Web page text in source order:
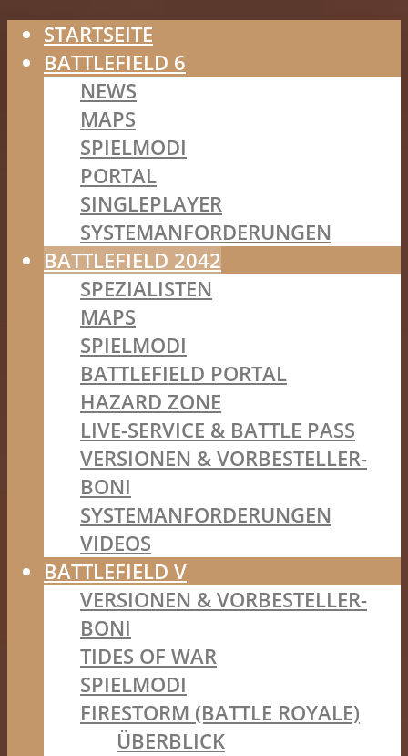
STARTSEITE
BATTLEFIELD 6
NEWS
MAPS
SPIELMODI
PORTAL
SINGLEPLAYER
SYSTEMANFORDERUNGEN
BATTLEFIELD 2042
SPEZIALISTEN
MAPS
SPIELMODI
BATTLEFIELD PORTAL
HAZARD ZONE
LIVE-SERVICE & BATTLE PASS
VERSIONEN & VORBESTELLER-
BONI
SYSTEMANFORDERUNGEN
VIDEOS
BATTLEFIELD V
VERSIONEN & VORBESTELLER-
BONI
TIDES OF WAR
SPIELMODI
FIRESTORM (BATTLE ROYALE)
ÜBERBLICK